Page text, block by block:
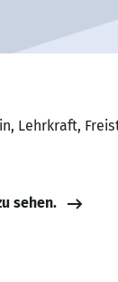
Lehrkraft,
sehen.